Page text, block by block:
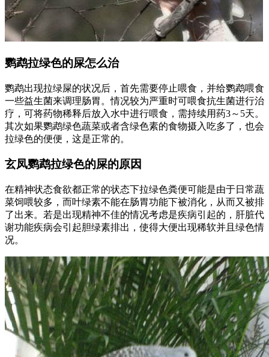
鹦鹉拉绿色的屎怎么治
鹦鹉出现拉绿屎的状况后，首先需要停止喂食，并给鹦鹉喂食
一些益生菌来调理肠胃。情况较为严重时可喂食抗生菌进行治
疗，可将药物稀释后放入水中进行喂食，需持续用药3～5天。
其次如果鹦鹉绿色蔬菜或者含绿色素的食物摄入吃多了，也会
拉绿色的便便，这是正常的。
玄凤鹦鹉拉绿色的屎的原因
在精神状态食欲都正常的状态下拉绿色粪便可能是由于日常蔬
菜饲喂较多，而叶绿素不能在肠胃功能下被消化，从而又被排
了出来。若是出现精神不佳的情况考虑是疾病引起的，肝脏代
谢功能疾病会引起胆绿素排出，使得大便出现稀软并且绿色情
况。